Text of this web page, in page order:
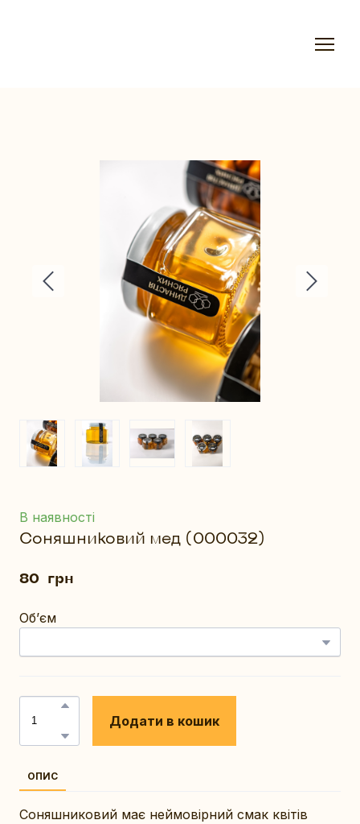
В наявності
Соняшниковий мед (000032)
80  грн
Обʼєм
Додати в кошик
ОПИС
Соняшниковий має неймовірний смак квітів